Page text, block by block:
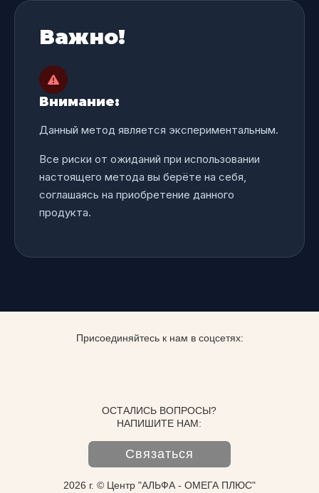
Важно!
Внимание:
Данный метод является экспериментальным.
Все риски от ожиданий при использовании
настоящего метода вы берёте на себя,
соглашаясь на приобретение данного
продукта.
2026 г. © Центр "АЛЬФА - ОМЕГА ПЛЮС"
ОСТАЛИСЬ ВОПРОСЫ?
НАПИШИТЕ НАМ:
Связаться
Присоединяйтесь к нам в соцсетях: